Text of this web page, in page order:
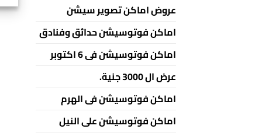
عروض اماكن تصوير سيشن
اماكن فوتوسيشن حدائق وفنادق
اماكن فوتوسيشن فى 6 اكتوبر
عرض ال 3000 جنية.
اماكن فوتوسيشن فى الهرم
اماكن فوتوسيشن على النيل